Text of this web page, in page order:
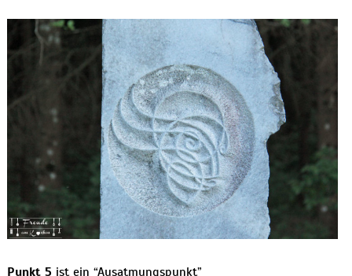
Punkt 5 ist ein “Ausatmungspunkt”